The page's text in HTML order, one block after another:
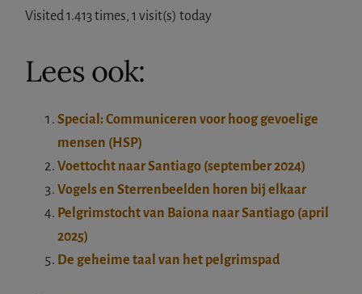
Visited 1.413 times, 1 visit(s) today
Lees ook:
Special: Communiceren voor hoog gevoelige
mensen (HSP)
Voettocht naar Santiago (september 2024)
Vogels en Sterrenbeelden horen bij elkaar
Pelgrimstocht van Baiona naar Santiago (april
2025)
De geheime taal van het pelgrimspad